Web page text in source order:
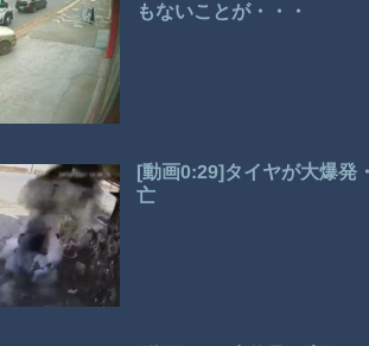
もないことが・・・
[動画0:29]タイヤが大爆発
亡